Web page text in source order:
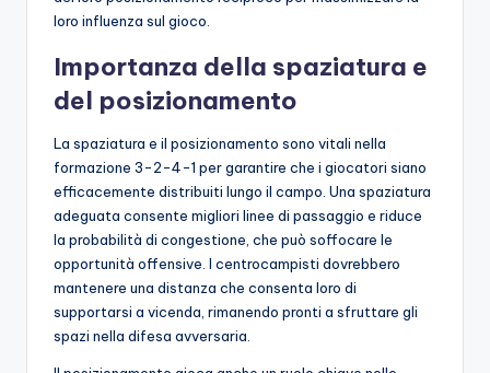
loro influenza sul gioco.
Importanza della spaziatura e
del posizionamento
La spaziatura e il posizionamento sono vitali nella
formazione 3-2-4-1 per garantire che i giocatori siano
efficacemente distribuiti lungo il campo. Una spaziatura
adeguata consente migliori linee di passaggio e riduce
la probabilità di congestione, che può soffocare le
opportunità offensive. I centrocampisti dovrebbero
mantenere una distanza che consenta loro di
supportarsi a vicenda, rimanendo pronti a sfruttare gli
spazi nella difesa avversaria.